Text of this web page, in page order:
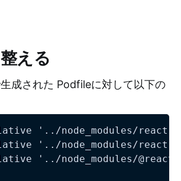
える
成された Podfileに対して以下の
'../node_modules/
'../node_modules/react-
'../node_modules/